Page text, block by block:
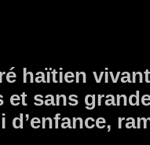
haïtien
sans
d’enfance,